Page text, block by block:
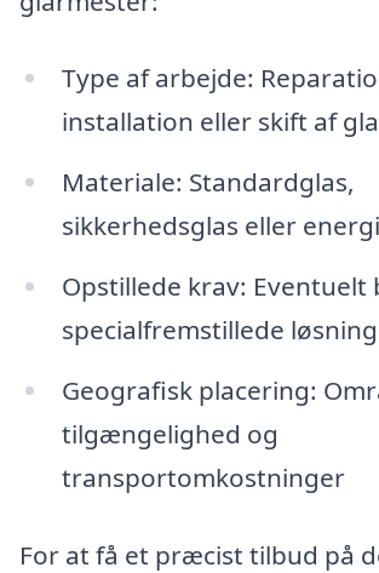
Type af arbejde:
installation eller skift af
Materiale: Standardglas,
sikkerhedsglas eller
Opstillede krav: Eventuelt
specialfremstillede
Geografisk placering:
tilgængelighed og
transportomkostninger
For at få et præcist tilbud på